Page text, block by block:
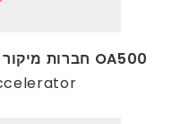
OA500 חברות מיקור חוץ גלובליות 2025